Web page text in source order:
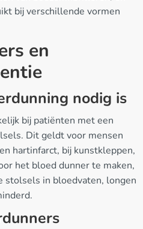
bij verschillende vormen
en
nodig is
bij patiënten met een
Dit geldt voor mensen
hartinfarct, bij kunstkleppen,
het bloed dunner te maken,
stolsels in bloedvaten, longen